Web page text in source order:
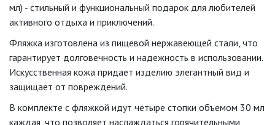
мл) - стильный и функциональный подарок для любителей
активного отдыха и приключений.
Фляжка изготовлена из пищевой нержавеющей стали, что
гарантирует долговечность и надежность в использовании.
Искусственная кожа придает изделию элегантный вид и
защищает от повреждений.
В комплекте с фляжкой идут четыре стопки объемом 30 мл
каждая, что позволяет наслаждаться горячительными